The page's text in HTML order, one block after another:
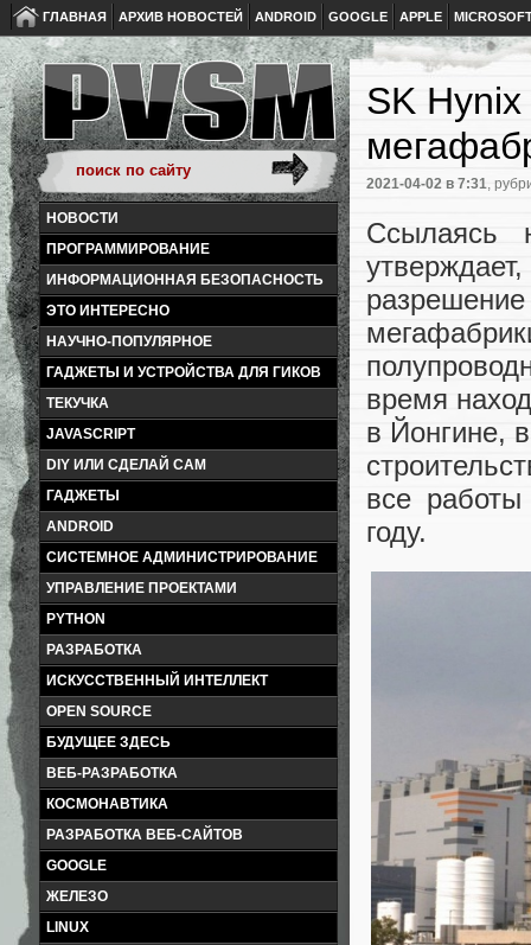
ГЛАВНАЯ АРХИВ НОВОСТЕЙ ANDROID GOOGLE APPLE
НОВОСТИ
ПРОГРАММИРОВАНИЕ
ИНФОРМАЦИОННАЯ БЕЗОПАСНОСТЬ
ЭТО ИНТЕРЕСНО
НАУЧНО-ПОПУЛЯРНОЕ
ГАДЖЕТЫ И УСТРОЙСТВА ДЛЯ ГИКОВ
ТЕКУЧКА
JAVASCRIPT
DIY ИЛИ СДЕЛАЙ САМ
ГАДЖЕТЫ
ANDROID
СИСТЕМНОЕ АДМИНИСТРИРОВАНИЕ
УПРАВЛЕНИЕ ПРОЕКТАМИ
PYTHON
РАЗРАБОТКА
ИСКУССТВЕННЫЙ ИНТЕЛЛЕКТ
OPEN SOURCE
БУДУЩЕЕ ЗДЕСЬ
ВЕБ-РАЗРАБОТКА
КОСМОНАВТИКА
РАЗРАБОТКА ВЕБ-САЙТОВ
GOOGLE
ЖЕЛЕЗО
LINUX
SK
2021-04-02 в 7:31,
Ссылаясь
время
в Йонгине,
все
году.